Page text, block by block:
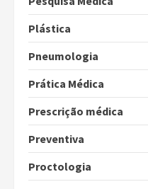
Plástica
Pneumologia
Prática Médica
Prescrição médica
Preventiva
Proctologia